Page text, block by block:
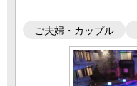
ご夫婦・カップル